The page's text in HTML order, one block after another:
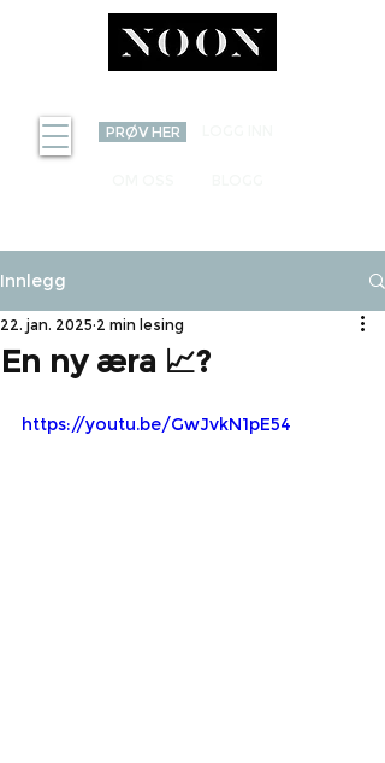
PRØV HER
Innlegg
En ny æra 📈?
22. jan. 2025 2 min lesing
https://youtu.be/GwJvkN1pE54